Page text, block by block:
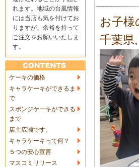
れます。地域の台風情報
には当店も気を付けてお
りますが、余裕を持って
ご注文をお願いいたしま
す。
ケーキの価格
キャラケーキができるま
で
スポンジケーキができる
まで
店主広瀬です。
キャラケーキって何？
５つの安心宣言
マスコミリリース
お子様
千葉県,